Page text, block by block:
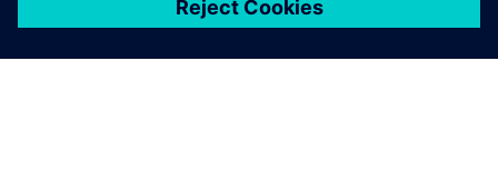
Simcenter 포트폴리오와 Simcenter STAR-CCM+를 지속적으
링 분석을 촉진하고 일본 무대 조명 장비의 발전에 기여할